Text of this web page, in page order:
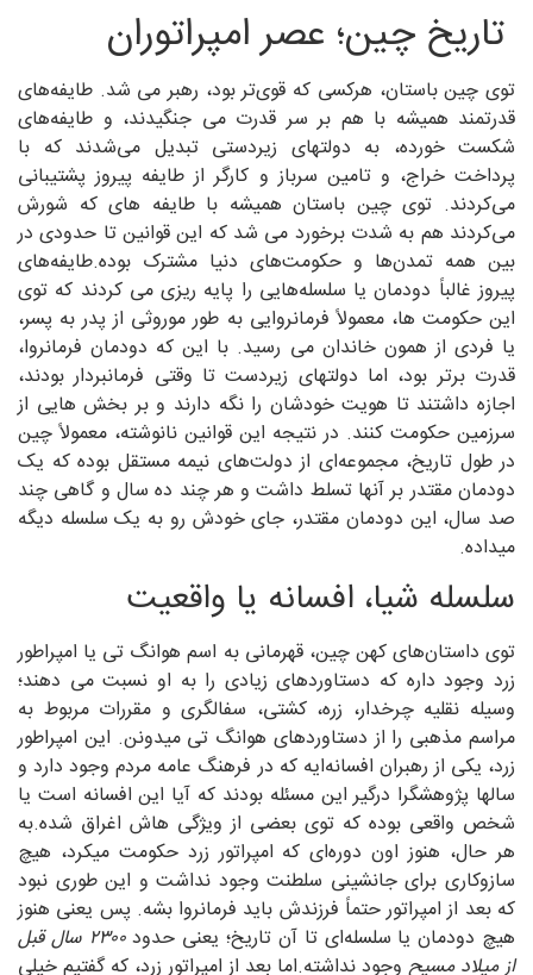
تاریخ چین؛ عصر امپراتوران
توی چین باستان، هرکسی که قوی‌تر بود، رهبر می شد. طایفه‌های
قدرتمند همیشه با هم بر سر قدرت می جنگیدند، و طایفه‌های
شکست خورده، به دولتهای زیردستی تبدیل می‌شدند که با
پرداخت خراج، و تامین سرباز و کارگر از طایفه پیروز پشتیبانی
می‌کردند. توی چین باستان همیشه با طایفه های که شورش
می‌کردند هم به شدت برخورد می شد که این قوانین تا حدودی در
بین همه تمدن‌ها و حکومت‌های دنیا مشترک بوده.طایفه‌های
پیروز غالباً دودمان یا سلسله‌هایی را پایه ریزی می کردند که توی
این حکومت ها، معمولاً فرمانروایی به طور موروثی از پدر به پسر،
یا فردی از همون خاندان می رسید. با این که دودمان فرمانروا،
قدرت برتر بود، اما دولتهای زیردست تا وقتی فرمانبردار بودند،
اجازه داشتند تا هویت خودشان را نگه دارند و بر بخش هایی از
سرزمین حکومت کنند. در نتیجه این قوانین نانوشته، معمولاً چین
در طول تاریخ، مجموعه‌ای از دولت‌های نیمه مستقل بوده که یک
دودمان مقتدر بر آنها تسلط داشت و هر چند ده سال و گاهی چند
صد سال، این دودمان مقتدر، جای خودش رو به یک سلسله دیگه
میداده.
سلسله شیا، افسانه یا واقعیت
توی داستان‌های کهن چین، قهرمانی به اسم هوانگ تی یا امپراطور
زرد وجود داره که دستاوردهای زیادی را به او نسبت می دهند؛
وسیله نقلیه چرخدار، زره، کشتی، سفالگری و مقررات مربوط به
مراسم مذهبی را از دستاوردهای هوانگ تی میدونن. این امپراطور
زرد، یکی از رهبران افسانه‌ایه که در فرهنگ عامه مردم وجود دارد و
سالها پژوهشگرا درگیر این مسئله بودند که آیا این افسانه است یا
شخص واقعی بوده که توی بعضی از ویژگی هاش اغراق شده.به
هر حال، هنوز اون دوره‌ای که امپراتور زرد حکومت میکرد، هیچ
سازوکاری برای جانشینی سلطنت وجود نداشت و این طوری نبود
که بعد از امپراتور حتماً فرزندش باید فرمانروا بشه. پس یعنی هنوز
هیچ دودمان یا سلسله‌ای تا آن تاریخ؛ یعنی حدود
۲۳۰۰ سال قبل
از میلاد مسیحوجود نداشته.اما بعد از امپراتور زرد، که گفتیم خیلی